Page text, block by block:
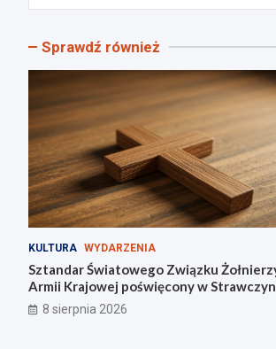
Sprawdź również
KULTURA WYDARZENIA
Sztandar Światowego Związku
Armii Krajowej poświęcony w
8 sierpnia 2026